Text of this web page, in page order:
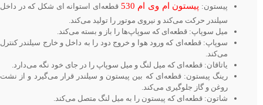
پیستون:پیستون ام وی ام 530
قطعه‌ای استوانه ای شکل که در داخل
سیلندر حرکت می‌کند و نیروی موتور را تولید می‌کند.
میل سوپاپ: قطعه‌ای که سوپاپ‌ها را باز و بسته می‌کند.
سوپاپ: قطعه‌ای که ورود هوا و خروج دود را به داخل و خارج سیلندر کنترل
می‌کند.
یاتاقان: قطعه‌ای که میل لنگ و میل سوپاپ را در جای خود نگه می‌دارد.
رینگ پیستون: قطعه‌ای که بین پیستون و سیلندر قرار می‌گیرد و از نشت
روغن و گاز جلوگیری می‌کند.
شاتون: قطعه‌ای که پیستون را به میل لنگ متصل می‌کند.